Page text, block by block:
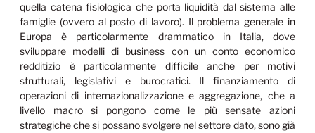
quella catena fisiologica che porta liquidità dal sistema alle
famiglie (ovvero al posto di lavoro). Il problema generale in
Europa è particolarmente drammatico in Italia, dove
sviluppare modelli di business con un conto economico
redditizio è particolarmente difficile anche per motivi
strutturali, legislativi e burocratici. Il finanziamento di
operazioni di internazionalizzazione e aggregazione, che a
livello macro si pongono come le più sensate azioni
strategiche che si possano svolgere nel settore dato, sono già